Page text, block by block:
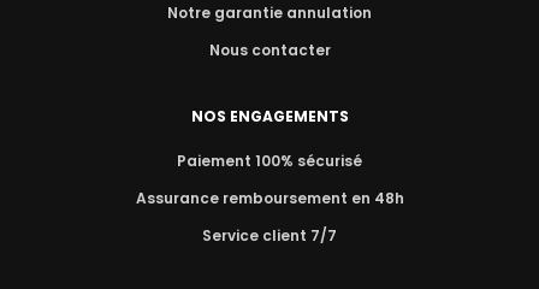
Notre garantie annulation
Nous contacter
NOS ENGAGEMENTS
Paiement 100% sécurisé
Assurance remboursement en 48h
Service client 7/7